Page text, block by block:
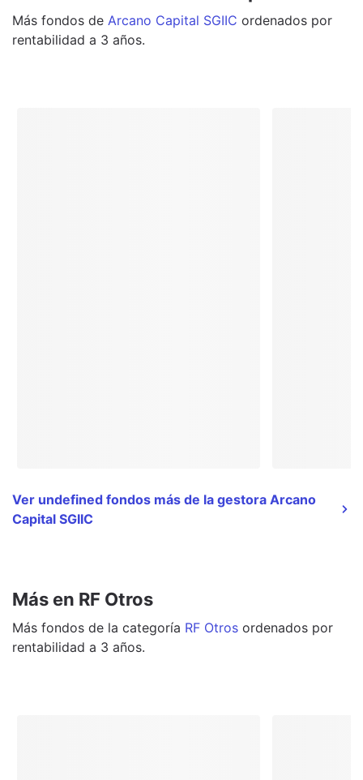
Más fondos de Arcano Capital SGIIC ordenados por
rentabilidad a 3 años.
Ver undefined fondos más de la gestora Arcano
Capital SGIIC
Más en RF Otros
Más fondos de la categoría RF Otros ordenados por
rentabilidad a 3 años.